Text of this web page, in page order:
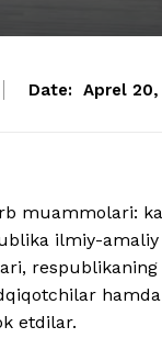
Date: Aprel 20,
muammolari:
ilmiy-
etdilar.